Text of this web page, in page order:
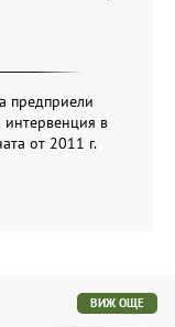
предприели
интервенция в
от 2011 г.
ВИЖ ОЩЕ